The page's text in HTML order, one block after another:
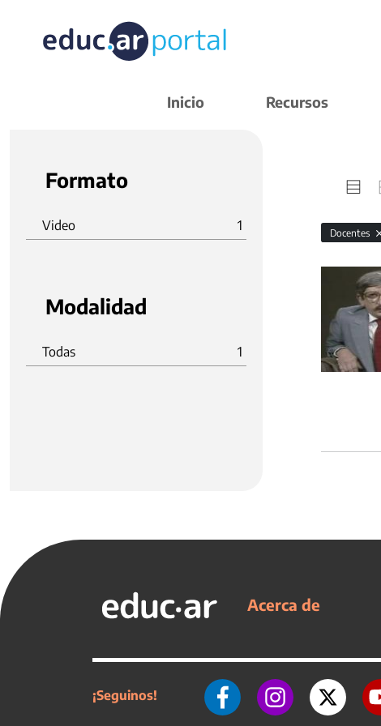
Inicio Recursos
Formato
Video 1
Modalidad
Todas 1
Docentes
Acerca de
¡Seguinos!